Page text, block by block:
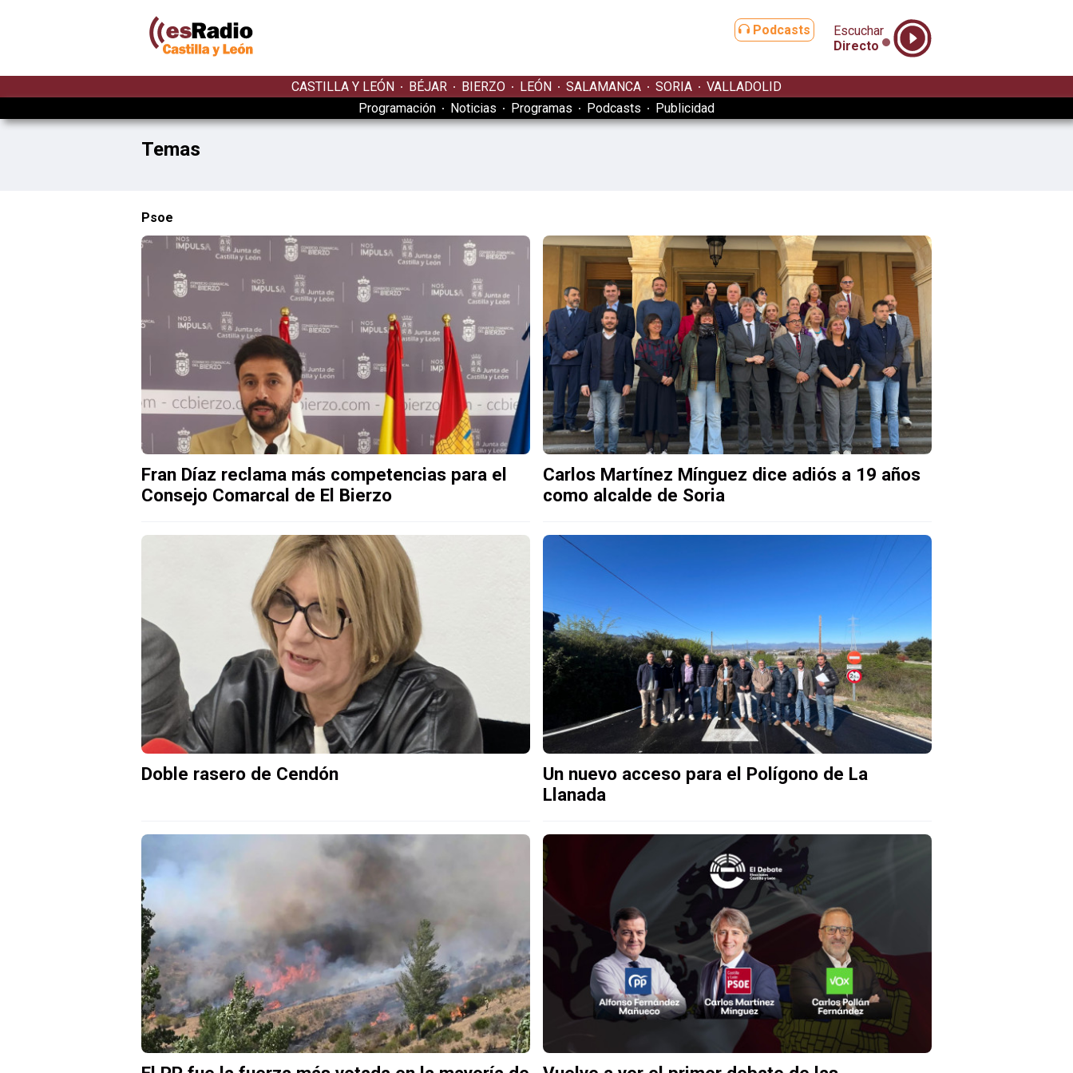
Podcasts
Escuchar
Directo
CASTILLA Y LEÓN BÉJAR BIERZO LEÓN SALAMANCA SORIA
VALLADOLID
Programación
Noticias Programas Podcasts Publicidad
Temas
Psoe
Fran Díaz reclama más competencias para el
Consejo Comarcal de El Bierzo
Carlos Martínez Mínguez dice adiós a 19 años
como alcalde de Soria
Doble rasero de Cendón
Un nuevo acceso para el Polígono de La
Llanada